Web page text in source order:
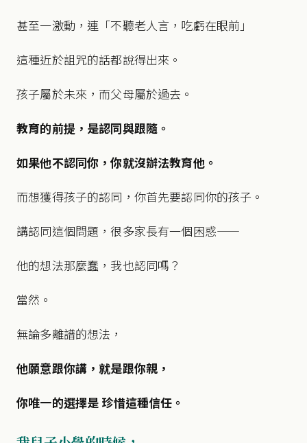
甚至一激動，連「不聽老人言，吃虧在眼前」
這種近於詛咒的話都說得出來。
孩子屬於未來，而父母屬於過去。
教育的前提，是認同與跟隨。
如果他不認同你，你就沒辦法教育他。
而想獲得孩子的認同，你首先要認同你的孩子。
講認同這個問題，很多家長有一個困惑——
他的想法那麼蠢，我也認同嗎？
當然。
無論多離譜的想法，
他願意跟你講，就是跟你親，
你唯一的選擇是 珍惜這種信任。